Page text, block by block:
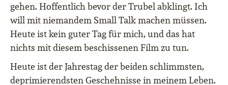
gehen. Hoffentlich bevor der Trubel abklingt. Ich
will mit niemandem Small Talk machen müssen.
Heute ist kein guter Tag für mich, und das hat
nichts mit diesem beschissenen Film zu tun.
Heute ist der Jahrestag der beiden schlimmsten,
deprimierendsten Geschehnisse in meinem Leben.